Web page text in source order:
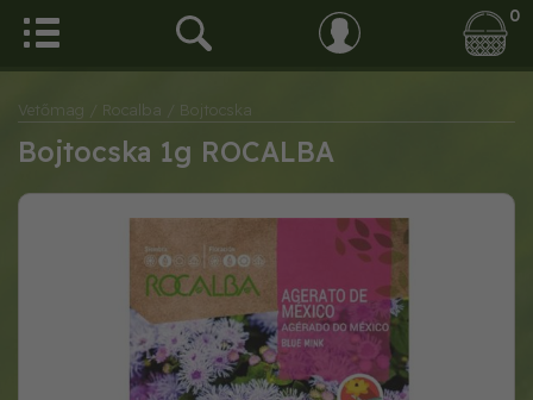
0
Vetőmag / Rocalba / Bojtocska
Bojtocska 1g ROCALBA